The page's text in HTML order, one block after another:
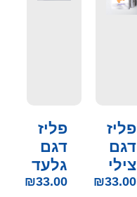
פליז
דגם
צילי
₪33.00
פליז
דגם
גלעד
₪33.00